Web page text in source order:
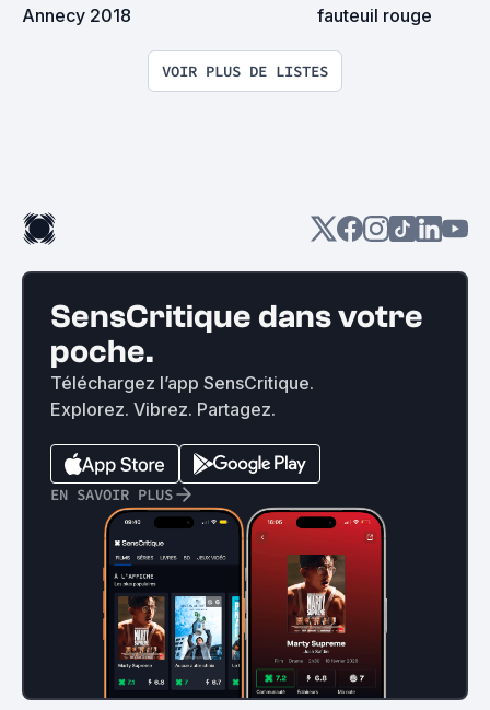
Annecy 2018
fauteuil rouge
VOIR PLUS DE LISTES
SensCritique dans votre
poche.
Téléchargez l’app SensCritique.
Explorez. Vibrez. Partagez.
EN SAVOIR PLUS